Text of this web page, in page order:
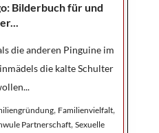
Bilderbuch für und
die anderen Pinguine im
die kalte Schulter
, Familienvielfalt,
Partnerschaft, Sexuelle